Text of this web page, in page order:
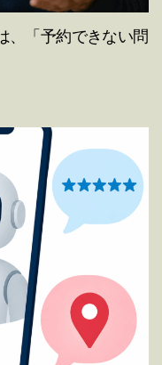
、「予約できない問